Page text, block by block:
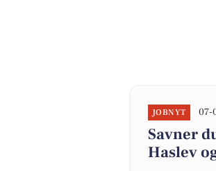
JOBNYT 07-
Savner
Haslev